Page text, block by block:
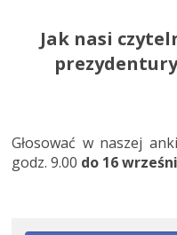
Jak nasi
Głosować w naszej
godz. 9.00 do 16